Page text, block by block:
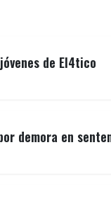
de El4tico
demora en